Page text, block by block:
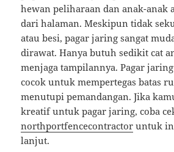
hewan peliharaan dan anak-anak
dari halaman. Meskipun tidak
atau besi, pagar jaring sangat
dirawat. Hanya butuh sedikit cat
menjaga tampilannya. Pagar
cocok untuk mempertegas batas
menutupi pemandangan. Jika
kreatif untuk pagar jaring, coba
northportfencecontractor untuk
lanjut.